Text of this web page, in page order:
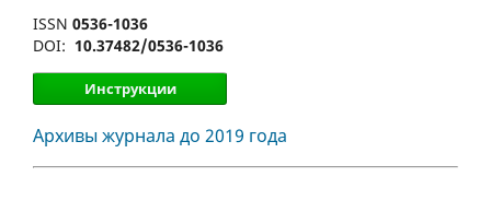
ISSN 0536-1036
DOI: 10.37482/0536-1036
Инструкции
Архивы журнала до 2019 года